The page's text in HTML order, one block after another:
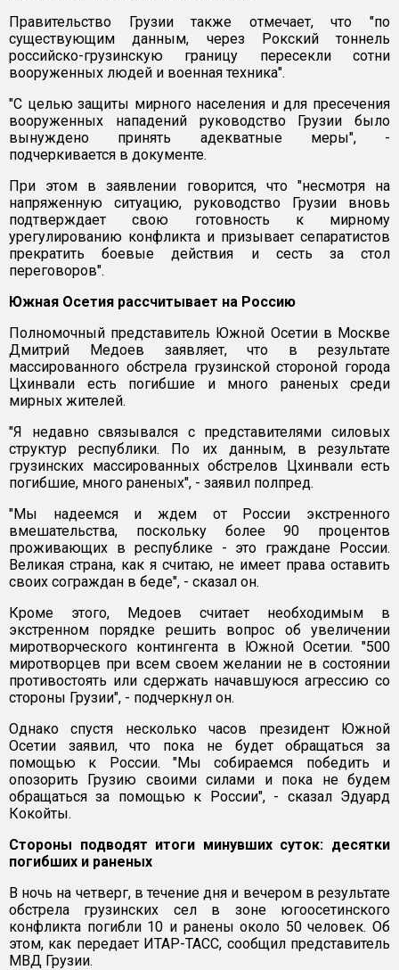
Правительство Грузии также отмечает, что "по
существующим данным, через Рокский тоннель
российско-грузинскую границу пересекли сотни
вооруженных людей и военная техника".
"С целью защиты мирного населения и для пресечения
вооруженных нападений руководство Грузии было
вынуждено принять адекватные меры", -
подчеркивается в документе.
При этом в заявлении говорится, что "несмотря на
напряженную ситуацию, руководство Грузии вновь
подтверждает свою готовность к мирному
урегулированию конфликта и призывает сепаратистов
прекратить боевые действия и сесть за стол
переговоров".
Южная Осетия рассчитывает на Россию
Полномочный представитель Южной Осетии в Москве
Дмитрий Медоев заявляет, что в результате
массированного обстрела грузинской стороной города
Цхинвали есть погибшие и много раненых среди
мирных жителей.
"Я недавно связывался с представителями силовых
структур республики. По их данным, в результате
грузинских массированных обстрелов Цхинвали есть
погибшие, много раненых", - заявил полпред.
"Мы надеемся и ждем от России экстренного
вмешательства, поскольку более 90 процентов
проживающих в республике - это граждане России.
Великая страна, как я считаю, не имеет права оставить
своих сограждан в беде", - сказал он.
Кроме этого, Медоев считает необходимым в
экстренном порядке решить вопрос об увеличении
миротворческого контингента в Южной Осетии. "500
миротворцев при всем своем желании не в состоянии
противостоять или сдержать начавшуюся агрессию со
стороны Грузии", - подчеркнул он.
Однако спустя несколько часов президент Южной
Осетии заявил, что пока не будет обращаться за
помощью к России. "Мы собираемся победить и
опозорить Грузию своими силами и пока не будем
обращаться за помощью к России", - сказал Эдуард
Кокойты.
Стороны подводят итоги минувших суток: десятки
погибших и раненых
В ночь на четверг, в течение дня и вечером в результате
обстрела грузинских сел в зоне югоосетинского
конфликта погибли 10 и ранены около 50 человек. Об
этом, как передает ИТАР-ТАСС, сообщил представитель
МВД Грузии.